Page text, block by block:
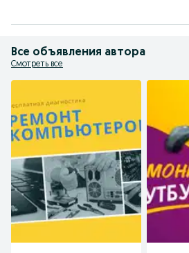
Все объявления автора
Смотреть все